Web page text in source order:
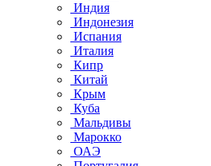
Индия
Индонезия
Испания
Италия
Кипр
Китай
Крым
Куба
Мальдивы
Марокко
ОАЭ